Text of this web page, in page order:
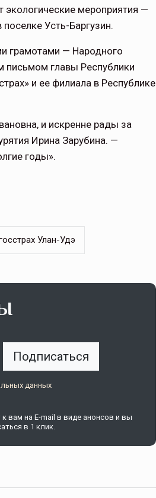
мероприятия —
Усть-Баргузин.
грамотами — Народного
письмом главы Республики
и ее филиала в Республике
и искренне рады за
Ирина Зарубина. —
годы».
Улан-Удэ
Подписаться
данных
вам на E-mail в виде анонсов и вы
в 1 клик.
переосмысления
является одним из наиболее
в мире, однако в отдельных